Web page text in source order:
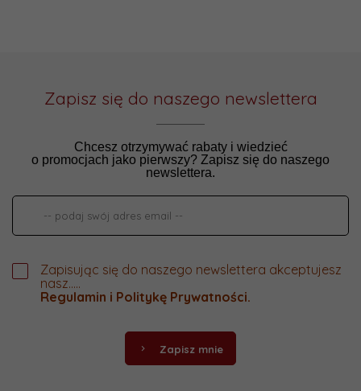
Zapisz się do naszego newslettera
Chcesz otrzymywać rabaty i wiedzieć
o promocjach jako pierwszy? Zapisz się do naszego
newslettera.
Zapisując się do naszego newslettera akceptujesz
nasz.....
Regulamin i Politykę Prywatności.
Zapisz mnie